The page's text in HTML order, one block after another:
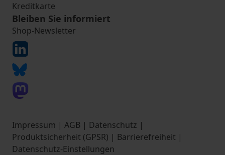
Kreditkarte
Bleiben Sie informiert
Shop-Newsletter
Impressum | AGB | Datenschutz |
Produktsicherheit (GPSR) | Barrierefreiheit |
Datenschutz-Einstellungen